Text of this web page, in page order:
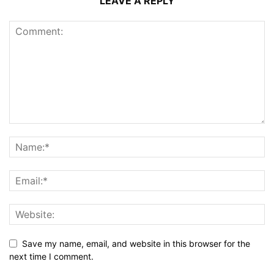
Save my name, email, and website in this browser for the
next time I comment.